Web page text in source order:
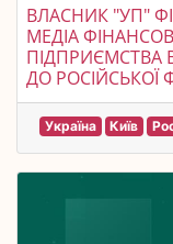
ВЛАСНИК "УП"
МЕДІА
ДО РОСІЙСЬКОЇ
Україна Київ